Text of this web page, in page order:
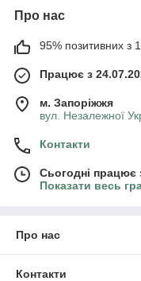
Про нас
95% позитивних з
Працює з
м. Запоріжжя
вул. Незалежної
Контакти
Сьогодні працює
Показати весь
Про нас
Контакти